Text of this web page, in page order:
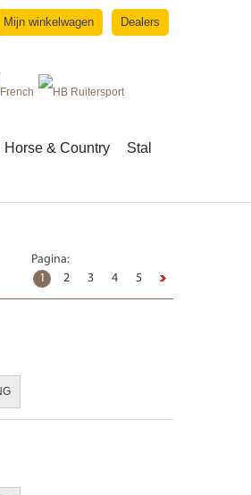
Mijn winkelwagen Dealers
Horse & Country Stal
Pagina:
1
2 3 4 5